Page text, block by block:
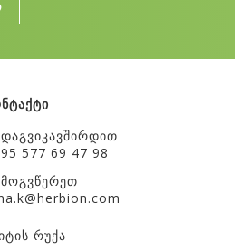
დაგვიკავშირდით
577 69 47 98
მოგვწერეთ
.k@herbion.com
რუქა